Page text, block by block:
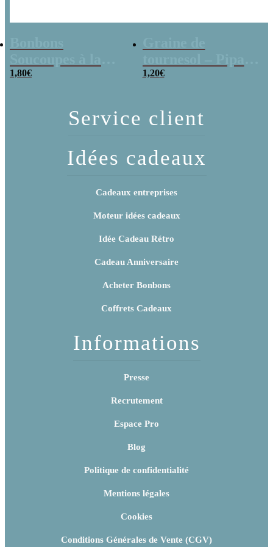
poudre (x20)
1,80€
x 3
1,20€
Service client
Idées cadeaux
Cadeaux entreprises
Moteur idées cadeaux
Idée Cadeau Rétro
Cadeau Anniversaire
Acheter Bonbons
Coffrets Cadeaux
Informations
Presse
Recrutement
Espace Pro
Blog
Politique de confidentialité
Mentions légales
Cookies
Conditions Générales de Vente (CGV)